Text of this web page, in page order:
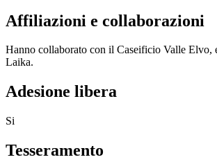
Affiliazioni e collaborazioni
Hanno collaborato con il Caseificio Valle Elvo,
Laika.
Adesione libera
Si
Tesseramento